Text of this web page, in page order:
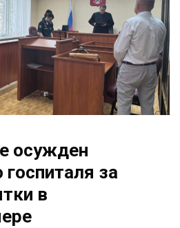
осужден
госпиталя за
в